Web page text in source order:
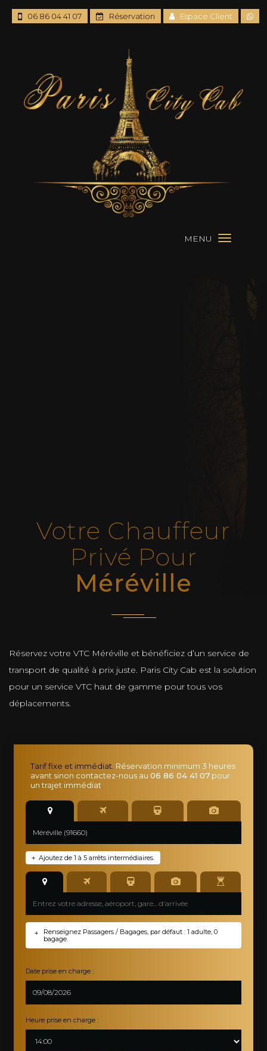
MENU
06 86 04 41 07 Réservation Espace Client
Votre Chauffeur
Privé Pour
Méréville
Réservez votre VTC Méréville et bénéficiez d’un service de
transport de qualité à prix juste. Paris City Cab est la solution
pour un service VTC haut de gamme pour tous vos
déplacements.
Tarif fixe et immédiat. Réservation minimum 3 heures
avant sinon contactez-nous au06 86 04 41 07 pour
un trajet immédiat
Ajoutez de 1 à 5 arrêts intermédiaires.
+
Renseignez Passagers / Bagages, par défaut : 1 adulte, 0
bagage.
+
Date prise en charge :
Heure prise en charge :